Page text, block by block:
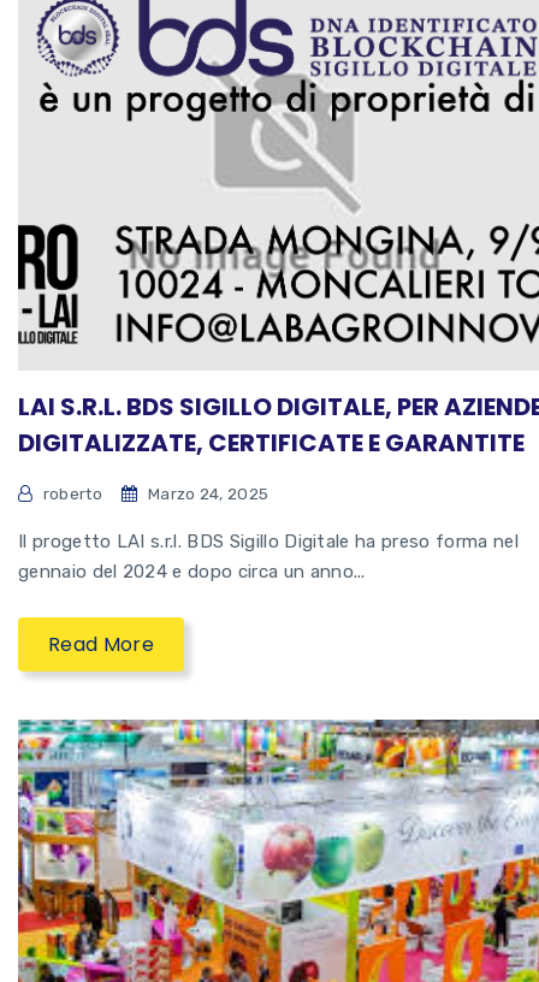
LAI S.R.L. BDS SIGILLO DIGITALE, PER
DIGITALIZZATE, CERTIFICATE E GARANTITE
roberto Marzo 24, 2025
Il progetto LAI s.r.l. BDS Sigillo Digitale ha preso forma nel
gennaio del 2024 e dopo circa un anno...
Read More